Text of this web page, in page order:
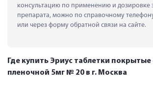
консультацию по применению и дозировке
препарата, можно по справочному
или через форму обратной связи на сайте.
Где купить Эриус таблетки
пленочной 5мг № 20 в г. Москва